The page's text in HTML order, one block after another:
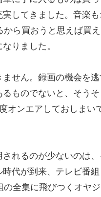
してきました。音楽
から買おうと思えば買
りました。
せん。録画の機会を
るものでないと、そう
オンエアしておしまい
れるのが少ないのは
時代が到来、テレビ番
全集に飛びつくオヤジ